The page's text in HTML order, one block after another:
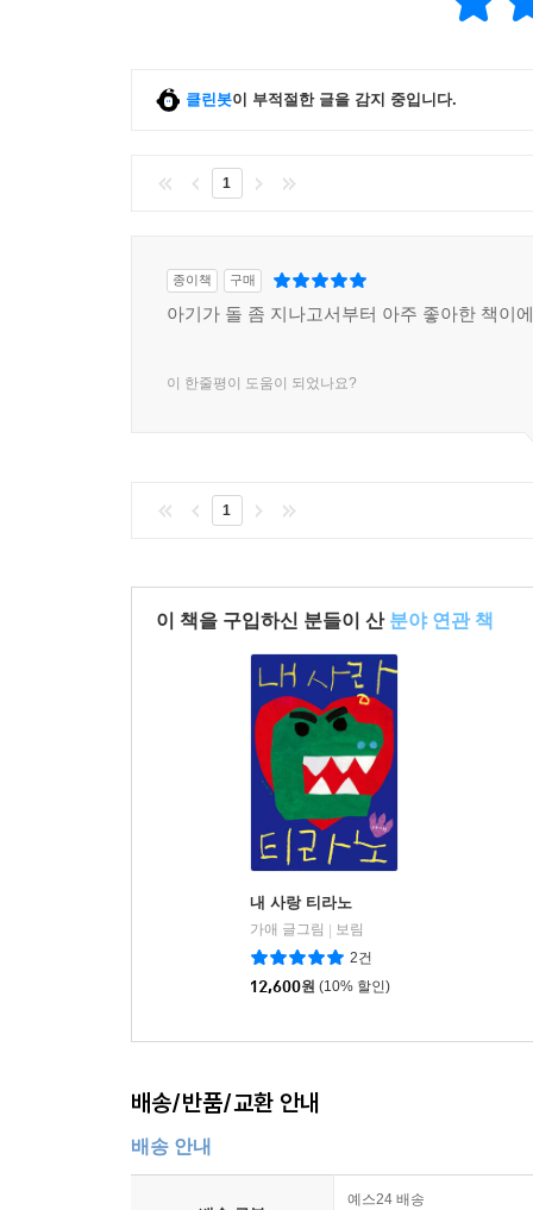
클린봇이 부적절한 글을 감지 중입니다.
1
종이책 구매
아기가 돌 좀 지나고서부터 아주 좋아한 책이
이 한줄평이 도움이 되었나요?
1
이 책을 구입하신 분들이 산 분야 연관 책
내 사랑 티라노
가애 글그림
보림
2건
12,600원 (10% 할인)
배송/반품/교환 안내
배송 안내
예스24 배송